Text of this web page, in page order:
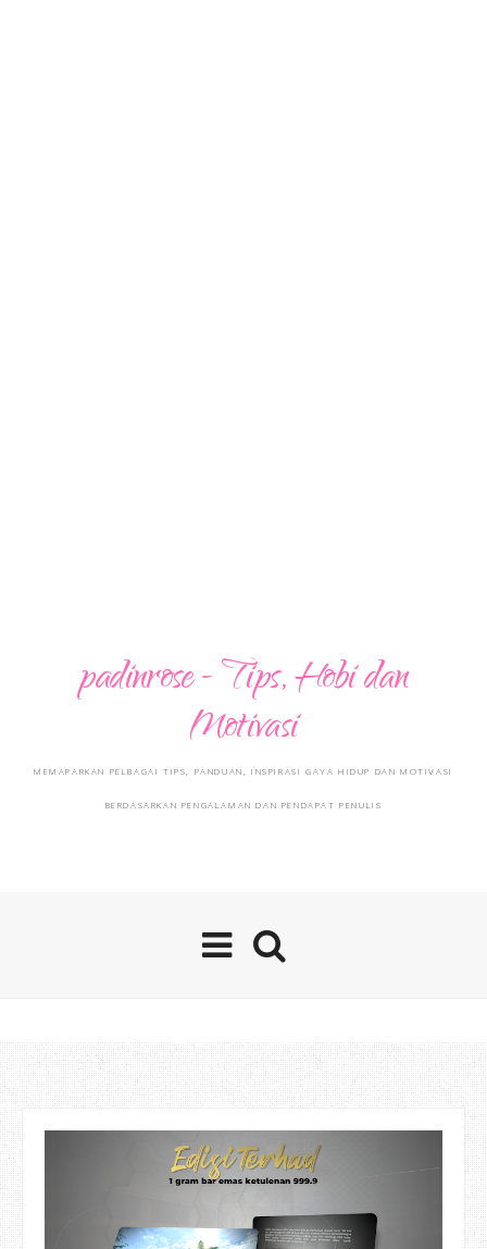
padinrose - Tips, Hobi dan
Motivasi
MEMAPARKAN PELBAGAI TIPS, PANDUAN, INSPIRASI GAYA HIDUP DAN MOTIVASI
BERDASARKAN PENGALAMAN DAN PENDAPAT PENULIS